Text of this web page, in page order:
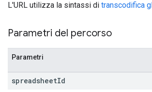
L'URL utilizza la sintassi di transcodifica
Parametri del percorso
Parametri
spreadsheetId